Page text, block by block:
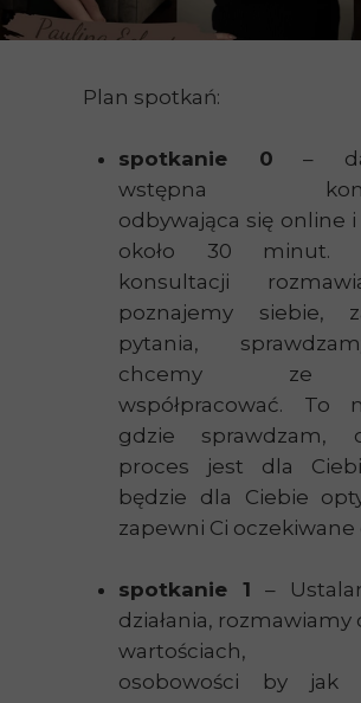
Plan spotkań:
spotkanie 0 –
wstępna
odbywająca się online i
około 30 minut.
konsultacji
poznajemy siebie,
pytania,
chcemy ze
współpracować. To
gdzie sprawdzam,
proces jest dla
będzie dla Ciebie
zapewni Ci oczekiwane
spotkanie 1 –
działania, rozmawiamy
wartościach,
osobowości by jak